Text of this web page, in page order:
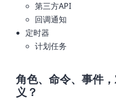
第三方API
回调通知
定时器
计划任务
角色、命令、事件
义？